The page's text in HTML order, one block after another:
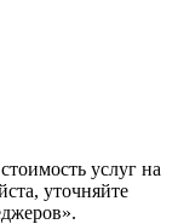
услуг на
уточняйте